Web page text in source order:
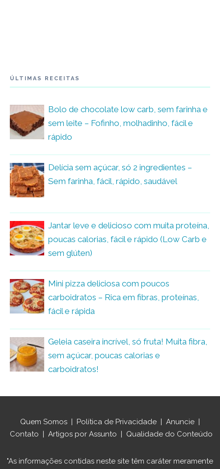
ÚLTIMAS RECEITAS
Bolo de chocolate low carb, sem farinha e
sem leite – Fofinho, molhadinho, fácil e
rápido
Delícia sem açúcar, só 2 ingredientes –
Sem farinha, fácil, rápido, saudável
Jantar leve e delicioso com muita proteína,
poucas calorias, fácil e rápido (Low Carb e
sem glúten)
Mini pizza deliciosa com poucos
carboidratos – Rica em fibras, proteínas,
fácil e rápida
Geleia caseira incrível, só fruta! Muita fibra,
sem açúcar, poucas calorias e
carboidratos!
Quem Somos | Política de Privacidade | Anuncie |
Contato | Artigos por Assunto | Qualidade do Conteúdo
"As informações contidas neste site têm caráter meramente